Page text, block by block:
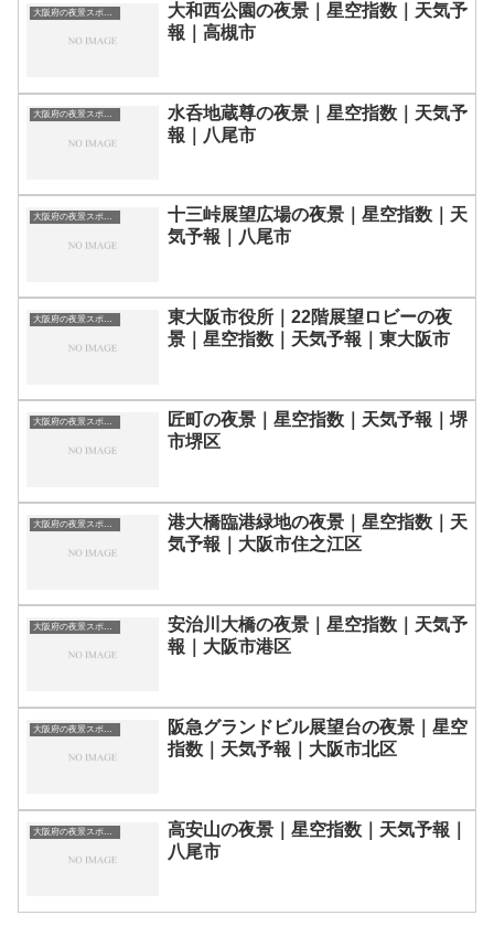
大阪府の夜景スポット一覧
大和西公園の夜景｜星空指数｜天気予
報｜高槻市
大阪府の夜景スポット一覧
水呑地蔵尊の夜景｜星空指数｜天気予
報｜八尾市
大阪府の夜景スポット一覧
十三峠展望広場の夜景｜星空指数｜天
気予報｜八尾市
大阪府の夜景スポット一覧
東大阪市役所｜22階展望ロビーの夜
景｜星空指数｜天気予報｜東大阪市
大阪府の夜景スポット一覧
匠町の夜景｜星空指数｜天気予報｜堺
市堺区
大阪府の夜景スポット一覧
港大橋臨港緑地の夜景｜星空指数｜天
気予報｜大阪市住之江区
大阪府の夜景スポット一覧
安治川大橋の夜景｜星空指数｜天気予
報｜大阪市港区
大阪府の夜景スポット一覧
阪急グランドビル展望台の夜景｜星空
指数｜天気予報｜大阪市北区
大阪府の夜景スポット一覧
高安山の夜景｜星空指数｜天気予報｜
八尾市